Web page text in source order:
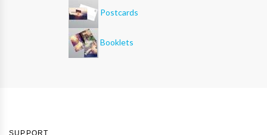
Postcards
Booklets
SUPPORT